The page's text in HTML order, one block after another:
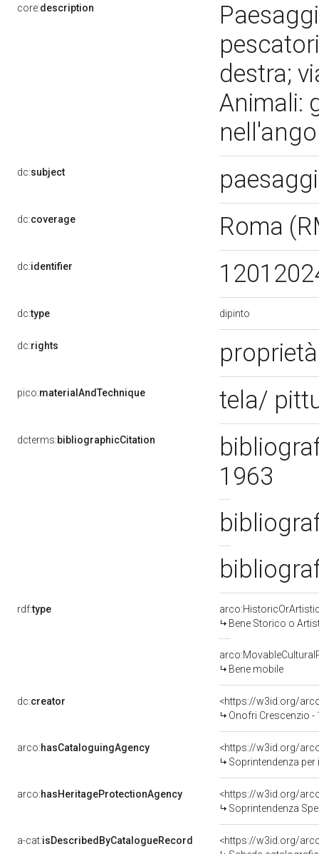
core:description
destra;
Animali:
dc:subject
dc:coverage Roma
dc:identifier
dc:type dipinto
dc:rights
pico:materialAndTechnique tela/
dcterms:bibliographicCitation
1963
rdf:type
Bene Storico o
Bene mobile
dc:creator
<https://w3id.org/
Onofri Crescenzio
arco:hasCataloguingAgency
<https://w3id.org/
Soprintendenza
arco:hasHeritageProtectionAgency
<https://w3id.org/
Soprintendenza
a-cat:isDescribedByCatalogueRecord
<https://w3id.org/